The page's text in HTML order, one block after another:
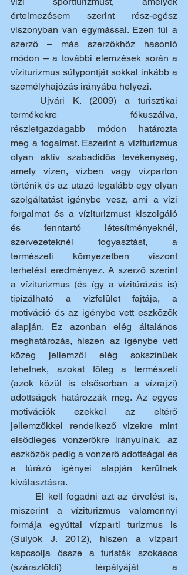
értelmezésem szerint rész-egész
viszonyban van egymással. Ezen túl a
szerző – más szerzőkhöz hasonló
módon – a további elemzések során a
víziturizmus súlypontját sokkal inkább a
személyhajózás irányába helyezi.
termékekre fókuszálva,
részletgazdagabb módon határozta
meg a fogalmat. Eszerint a víziturizmus
olyan aktív szabadidős tevékenység,
amely vízen, vízben vagy vízparton
történik és az utazó legalább egy olyan
szolgáltatást igénybe vesz, ami a vízi
forgalmat és a víziturizmust kiszolgáló
és fenntartó létesítményeknél,
szervezeteknél fogyasztást, a
természeti környezetben viszont
terhelést eredményez. A szerző szerint
a víziturizmus (és így a vízitúrázás is)
tipizálható a vízfelület fajtája, a
motiváció és az igénybe vett eszközök
alapján. Ez azonban elég általános
meghatározás, hiszen az igénybe vett
közeg jellemzői elég sokszínűek
lehetnek, azokat főleg a természeti
(azok közül is elsősorban a vízrajzi)
adottságok határozzák meg. Az egyes
motivációk ezekkel az eltérő
jellemzőkkel rendelkező vizekre mint
elsődleges vonzerőkre irányulnak, az
eszközök pedig a vonzerő adottságai és
a túrázó igényei alapján kerülnek
kiválasztásra.
miszerint a víziturizmus valamennyi
formája egyúttal vízparti turizmus is
(Sulyok J. 2012), hiszen a vízpart
kapcsolja össze a turisták szokásos
(szárazföldi) térpályáját a